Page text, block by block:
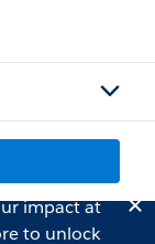
impact at
to unlock